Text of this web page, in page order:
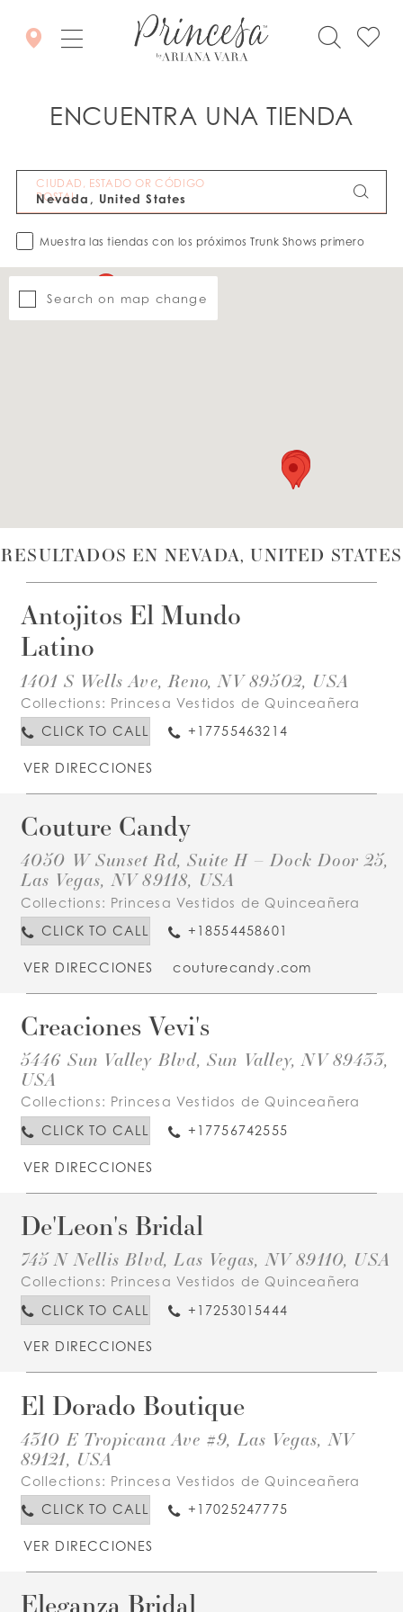
ENCUENTRA UNA TIENDA
CIUDAD, ESTADO OR CÓDIGO
POSTAL
Muestra las tiendas con los próximos Trunk Shows primero
Search on map change
RESULTADOS EN NEVADA, UNITED STATES
Antojitos El Mundo
Latino
1401 S Wells Ave, Reno, NV 89502, USA
Collections: Princesa Vestidos de Quinceañera
CLICK TO CALL
+17755463214
VER DIRECCIONES
Couture Candy
4050 W Sunset Rd, Suite H – Dock Door 25,
Las Vegas, NV 89118, USA
Collections: Princesa Vestidos de Quinceañera
CLICK TO CALL
+18554458601
VER DIRECCIONES couturecandy.com
Creaciones Vevi's
5446 Sun Valley Blvd, Sun Valley, NV 89433,
USA
Collections: Princesa Vestidos de Quinceañera
CLICK TO CALL
+17756742555
VER DIRECCIONES
De'Leon's Bridal
745 N Nellis Blvd, Las Vegas, NV 89110, USA
Collections: Princesa Vestidos de Quinceañera
CLICK TO CALL
+17253015444
VER DIRECCIONES
El Dorado Boutique
4310 E Tropicana Ave #9, Las Vegas, NV
89121, USA
Collections: Princesa Vestidos de Quinceañera
CLICK TO CALL
+17025247775
VER DIRECCIONES
Eleganza Bridal